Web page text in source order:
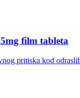
film tableta
pritiska kod